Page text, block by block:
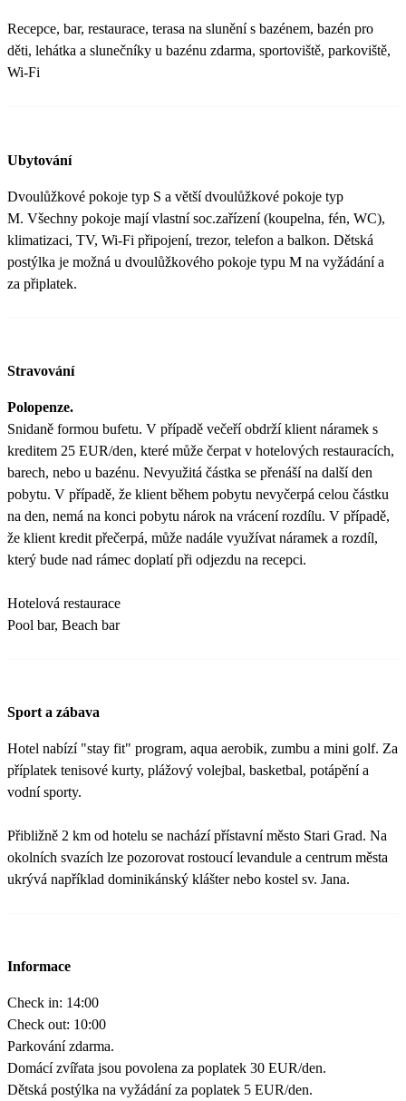
Recepce, bar, restaurace, terasa na slunění s bazénem, bazén pro
děti, lehátka a slunečníky u bazénu zdarma, sportoviště, parkoviště,
Wi-Fi
Ubytování
Dvoulůžkové pokoje typ S a větší dvoulůžkové pokoje typ
M. Všechny pokoje mají vlastní soc.zařízení (koupelna, fén, WC),
klimatizaci, TV, Wi-Fi připojení, trezor, telefon a balkon. Dětská
postýlka je možná u dvoulůžkového pokoje typu M na vyžádání a
za připlatek.
Stravování
Polopenze.
Snidaně formou bufetu. V případě večeří obdrží klient náramek s
kreditem 25 EUR/den, které může čerpat v hotelových restauracích,
barech, nebo u bazénu. Nevyužitá částka se přenáší na další den
pobytu. V případě, že klient během pobytu nevyčerpá celou částku
na den, nemá na konci pobytu nárok na vrácení rozdílu. V případě,
že klient kredit přečerpá, může nadále využívat náramek a rozdíl,
který bude nad rámec doplatí při odjezdu na recepci.
Hotelová restaurace
Pool bar, Beach bar
Sport a zábava
Hotel nabízí "stay fit" program, aqua aerobik, zumbu a mini golf. Za
příplatek tenisové kurty, plážový volejbal, basketbal, potápění a
vodní sporty.
Přibližně 2 km od hotelu se nachází přístavní město Stari Grad. Na
okolních svazích lze pozorovat rostoucí levandule a centrum města
ukrývá například dominikánský klášter nebo kostel sv. Jana.
Informace
Check in: 14:00
Check out: 10:00
Parkování zdarma.
Domácí zvířata jsou povolena za poplatek 30 EUR/den.
Dětská postýlka na vyžádání za poplatek 5 EUR/den.